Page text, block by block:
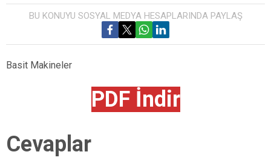
BU KONUYU SOSYAL MEDYA HESAPLARINDA PAYLAŞ
Basit Makineler
PDF İndir
Cevaplar